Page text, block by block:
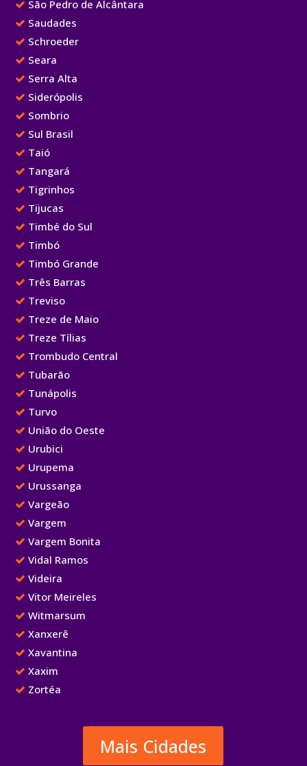
São Pedro de Alcântara
Saudades
Schroeder
Seara
Serra Alta
Siderópolis
Sombrio
Sul Brasil
Taió
Tangará
Tigrinhos
Tijucas
Timbé do Sul
Timbó
Timbó Grande
Três Barras
Treviso
Treze de Maio
Treze Tílias
Trombudo Central
Tubarão
Tunápolis
Turvo
União do Oeste
Urubici
Urupema
Urussanga
Vargeão
Vargem
Vargem Bonita
Vidal Ramos
Videira
Vitor Meireles
Witmarsum
Xanxerê
Xavantina
Xaxim
Zortéa
Mais Cidades